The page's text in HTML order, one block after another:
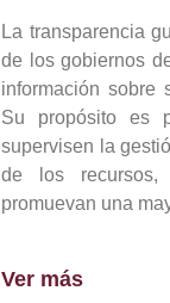
La transparencia
de los gobiernos
información sobre
Su propósito es
supervisen la
de los recursos,
promuevan una
Ver más